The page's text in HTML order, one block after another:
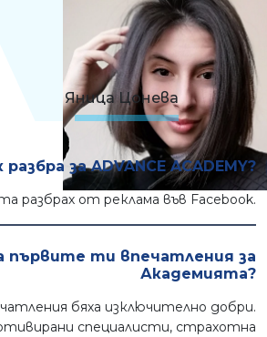
Яница Цонева
разбра за ADVANCE ACADEMY?
разбрах от реклама във Facebook.
първите ти впечатления за
Академията?
бяха изключително добри.
специалисти, страхотна